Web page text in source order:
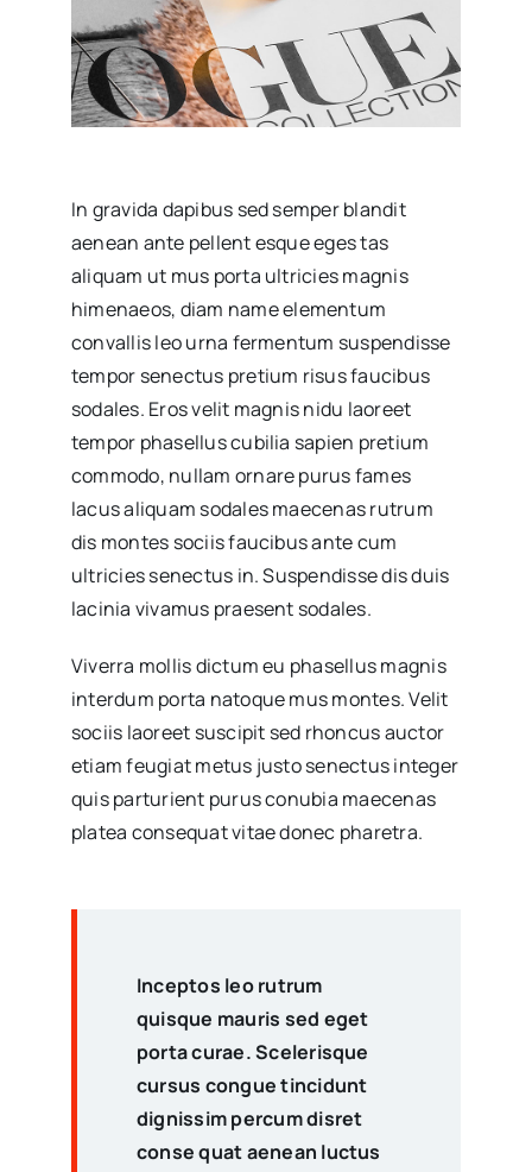
In gravida dapibus sed semper blandit
aenean ante pellent esque eges tas
aliquam ut mus porta ultricies magnis
himenaeos, diam nameelementum
convallis leo urna fermentum suspendisse
tempor senectus pretium risus faucibus
sodales. Eros velit magnis nidu laoreet
tempor phasellus cubilia sapien pretium
commodo, nullam ornare purus fames
lacus aliquam sodales maecenas rutrum
dis montes sociis faucibus ante cum
ultricies senectus in. Suspendisse dis duis
lacinia vivamus praesent sodales.
Viverra mollis dictum eu phasellus magnis
interdum porta natoque mus montes. Velit
sociis laoreet suscipit sed rhoncus auctor
etiam feugiat metus justo senectus integer
quis parturient purus conubia maecenas
platea consequat vitae donec pharetra.
Inceptos leo rutrum
quisque mauris sed eget
porta curae. Scelerisque
cursus congue tincidunt
dignissim percum disret
conse quat aenean luctus